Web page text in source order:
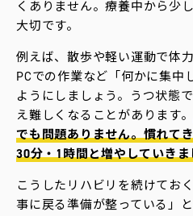
くありません。療養中から少
大切です。
例えば、散歩や軽い運動で体
PCでの作業など「何かに集中
ようにしましょう。うつ状態
え難しくなることがあります。
でも問題ありません。慣れて
30分・1時間と増やしていき
こうしたリハビリを続けてお
事に戻る準備が整っている」